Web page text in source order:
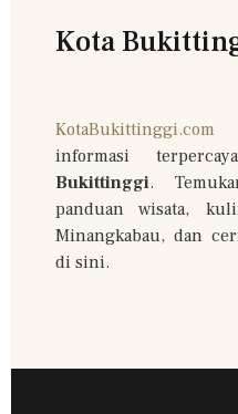
Kota
KotaBukittinggi.com
informasi
Bukittinggi.
panduan wisata,
Minangkabau, dan
di sini.